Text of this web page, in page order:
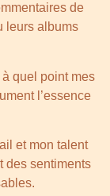
de
leurs albums
quel point mes
l’essence
et mon talent
des sentiments